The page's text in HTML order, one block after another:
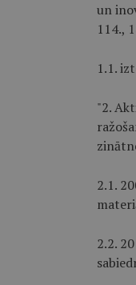
un
114.,
1.1.
"2.
2.1.
2.2.